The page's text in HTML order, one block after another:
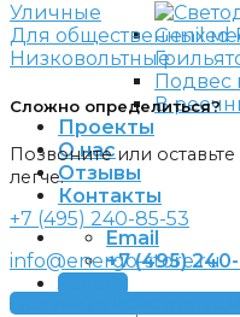
Подвес
В
Проекты
О нас
Отзывы
Контакты
Email
+7 (495)
Заявка
Уличные
Для общественных
Низковольтные
Сложно определиться?
Позвоните или
легче.
+7 (495) 240-85-53
info@energo-store.ru
Получить